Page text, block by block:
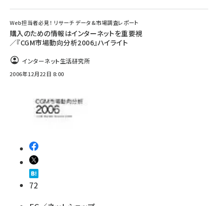
Web担当者必見！ リサーチ データ&市場調査レポート
購入のための情報はインターネットを重要視
／『CGM市場動向分析2006』ハイライト
インターネット生活研究所
2006年12月22日 8:00
72